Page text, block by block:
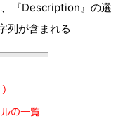
『Description』の選
列が含まれる